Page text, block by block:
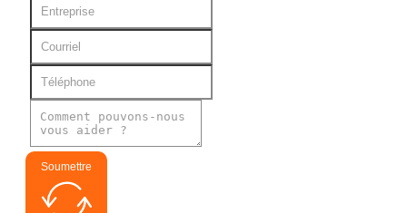
Soumettre